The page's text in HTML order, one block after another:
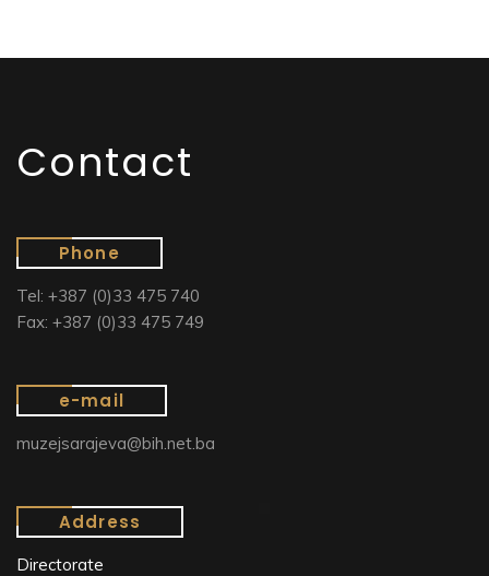
Contact
Phone
Tel: +387 (0)33 475 740
Fax: +387 (0)33 475 749
e-mail
muzejsarajeva@bih.net.ba
Address
Directorate